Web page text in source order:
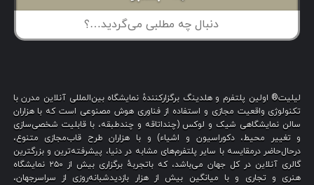
لیلیت® اولین پلتفرم و هلدینگ برگزارکنندهٔ نمایشگاه بین‌المللی آنلاین مدرن با
تکنولوژی واقعیت مجازی و استفاده از فناوری هوش مصنوعی است که با هزاران
سالن نمایشگاهی شیک و لوکس (چنداتاقه و چندطبقه، با قابلیت شخصی‌سازی
و تغییر محیط، دکوراسیون و اشیاء) و با هزاران طرح قاب‌مجازی متنوع،
درحال‌حاضر درمقایسه با سایر پلتفرم‌های مشابه در دنیا، پیشرفته‌ترین و بزرگترین
گالری آنلاین در کل جهان می‌باشد، که باتجربهٔ برگزاری بیش از ۲۵۰ نمایشگاه
هنری و تجاری و با میانگین بیش از هزار بازدیدشبانه‌روزی از سراسرجهان،